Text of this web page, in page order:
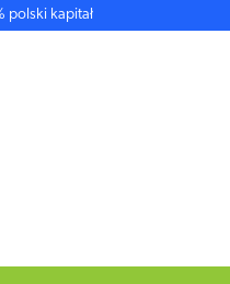
polski kapitał